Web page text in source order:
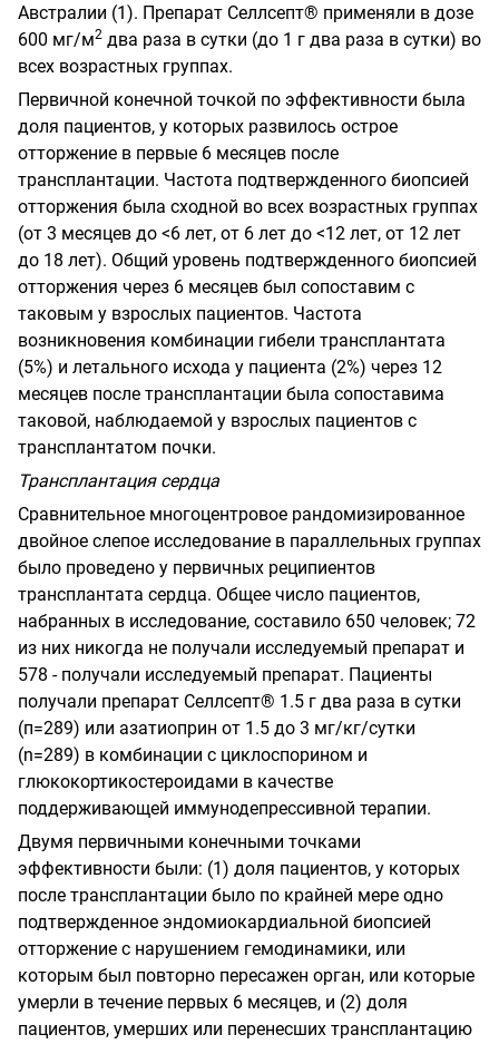
Австралии (1). Препарат Селлсепт® применяли в дозе
600 мг/м2 два раза в сутки (до 1 г два раза в сутки) во
всех возрастных группах.
Первичной конечной точкой по эффективности была
доля пациентов, у которых развилось острое
отторжение в первые 6 месяцев после
трансплантации. Частота подтвержденного биопсией
отторжения была сходной во всех возрастных группах
(от 3 месяцев до <6 лет, от 6 лет до <12 лет, от 12 лет
до 18 лет). Общий уровень подтвержденного биопсией
отторжения через 6 месяцев был сопоставим с
таковым у взрослых пациентов. Частота
возникновения комбинации гибели трансплантата
(5%) и летального исхода у пациента (2%) через 12
месяцев после трансплантации была сопоставима
таковой, наблюдаемой у взрослых пациентов с
трансплантатом почки.
Трансплантация сердца
Сравнительное многоцентровое рандомизированное
двойное слепое исследование в параллельных группах
было проведено у первичных реципиентов
трансплантата сердца. Общее число пациентов,
набранных в исследование, составило 650 человек; 72
из них никогда не получали исследуемый препарат и
578 - получали исследуемый препарат. Пациенты
получали препарат Селлсепт® 1.5 г два раза в сутки
(п=289) или азатиоприн от 1.5 до 3 мг/кг/сутки
(n=289) в комбинации с циклоспорином и
глюкокортикостероидами в качестве
поддерживающей иммунодепрессивной терапии.
Двумя первичными конечными точками
эффективности были: (1) доля пациентов, у которых
после трансплантации было по крайней мере одно
подтвержденное эндомиокардиальной биопсией
отторжение с нарушением гемодинамики, или
которым был повторно пересажен орган, или которые
умерли в течение первых 6 месяцев, и (2) доля
пациентов, умерших или перенесших трансплантацию